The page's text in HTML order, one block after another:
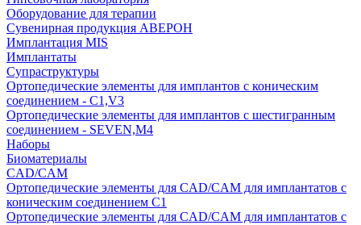
Оборудование для терапии
Сувенирная продукция АВЕРОН
Имплантация MIS
Имплантаты
Супраструктуры
Ортопедические элементы для имплантов с коническим
соединением - C1,V3
Ортопедические элементы для имплантов с шестигранным
соединением - SEVEN,M4
Наборы
Биоматериалы
CAD/CAM
Ортопедические элементы для CAD/CAM для имплантатов с
коническим соединением С1
Ортопедические элементы для CAD/CAM для имплантатов с